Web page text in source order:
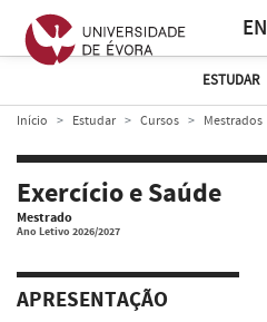
EN
ESTUDAR
Início Estudar Cursos Mestrados
Exercício e Saúde
Mestrado
Ano Letivo 2026/2027
APRESENTAÇÃO